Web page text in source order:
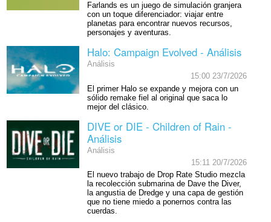
Farlands es un juego de simulación granjera
con un toque diferenciador: viajar entre
planetas para encontrar nuevos recursos,
personajes y aventuras.
Halo: Campaign Evolved - Análisis
Análisis
15:00 23/7/2026
El primer Halo se expande y mejora con un
sólido remake fiel al original que saca lo
mejor del clásico.
DIVE or DIE - Children of Rain -
Análisis
Análisis
15:11 20/7/2026
El nuevo trabajo de Drop Rate Studio mezcla
la recolección submarina de Dave the Diver,
la angustia de Dredge y una capa de gestión
que no tiene miedo a ponernos contra las
cuerdas.